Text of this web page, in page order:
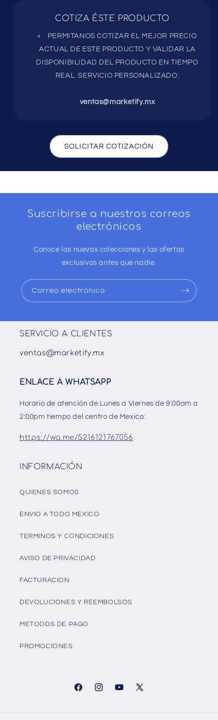
COTIZA ÉSTE PRODUCTO
PERMITANOS COTIZAR EL MEJOR PRECIO
ACTUAL DE ESTE PRODUCTO Y VALIDAR LA
DISPONIBILIDAD DEL PRODUCTO EN TIEMPO
REAL. SERVICIO PERSONALIZADO:
ventas@marketify.mx
SOLICITAR COTIZACIÓN
Suscribirse a nuestros correos
electrónicos
Conoce las nuevas colecciones y las ofertas
exclusivas antes que nadie.
Correo electrónico
SERVICIO A CLIENTES
ventas@marketify.mx
ENLACE A WHATSAPP
Horario de atención de Lunes a Viernes de 9:00am a
2:00pm tiempo del centro de Mexico:
https://wa.me/5216121767056
INFORMACIÓN
QUIENES SOMOS
ENVIO A TODO MEXICO
TERMINOS Y CONDICIONES
AVISO DE PRIVACIDAD
FACTURACION
DEVOLUCIONES Y REEMBOLSOS
METODOS DE PAGO
PROMOCIONES
FacebookInstagramYouTube
X